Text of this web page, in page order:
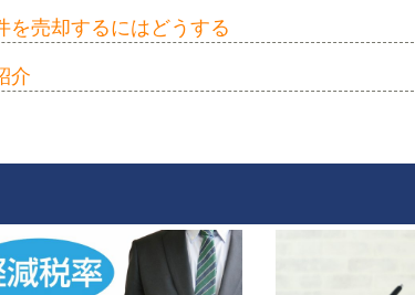
を売却するにはどうする
介